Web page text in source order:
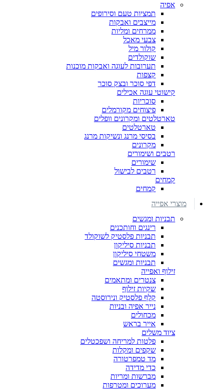
אפיה
תמציות טעם וסירופים
מייצבים ואבקות
ממרחים ומליות
צבעי מאכל
קולור מיל
שוקולדים
תערובות לעוגה ואבקות מוכנות
קצפות
דפי סוכר ובצק סוכר
קישוטי עוגה אכילים
סוכריות
פיצוחים מקורמלים
טארטלטים ומקרונים וופלים
טארטלטים
בסיסי מרנג ונשיקות מרנג
מקרונים
רטבים ושימורים
שימורים
רטבים לבישול
קמחים
קמחים
מוצרי אפייה
תבניות ומגשים
רינגים וחותכנים
תבניות פלסטיק לשוקולד
תבניות סיליקון
משטחי סיליקון
תבניות ומגשים
זילוף ואפייה
צנטרים ומתאמים
שקיות זילוף
קלף פלסטיק ונירוסטה
נייר אפיה ובניות
מכחולים
אייר בראש
ציוד משלים
פלטות למריחה ושפכטלים
שקפים ומקלות
מד טמפרטורה
כדי מדידה
מברשות ומריות
מערוכים ומטרפות